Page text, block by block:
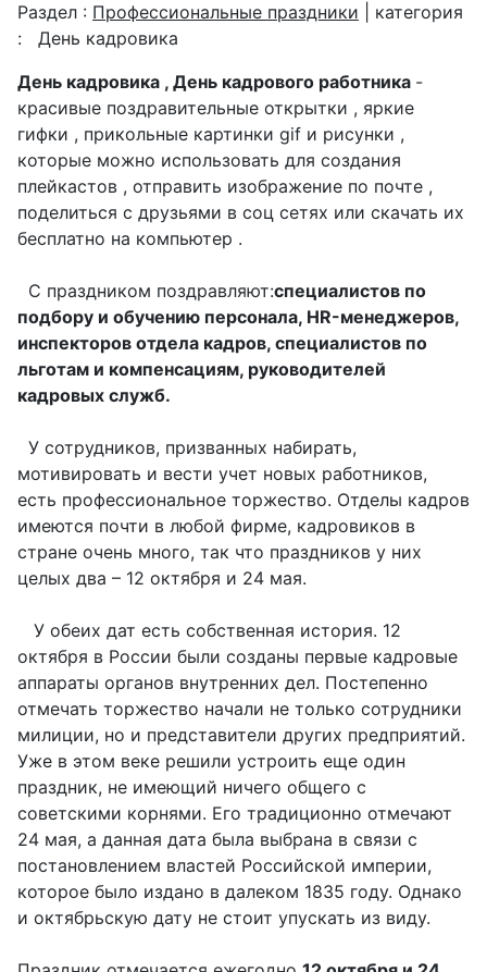
Раздел : Профессиональные праздники | категория
: День кадровика
День кадровика , День кадрового работника -
красивые поздравительные открытки , яркие
гифки , прикольные картинки gif и рисунки ,
которые можно использовать для создания
плейкастов , отправить изображение по почте ,
поделиться с друзьями в соц сетях или скачать их
бесплатно на компьютер .
С праздником поздравляют:специалистов по
подбору и обучению персонала, HR-менеджеров,
инспекторов отдела кадров, специалистов по
льготам и компенсациям, руководителей
кадровых служб.
У сотрудников, призванных набирать,
мотивировать и вести учет новых работников,
есть профессиональное торжество. Отделы кадров
имеются почти в любой фирме, кадровиков в
стране очень много, так что праздников у них
целых два – 12 октября и 24 мая.
У обеих дат есть собственная история. 12
октября в России были созданы первые кадровые
аппараты органов внутренних дел. Постепенно
отмечать торжество начали не только сотрудники
милиции, но и представители других предприятий.
Уже в этом веке решили устроить еще один
праздник, не имеющий ничего общего с
советскими корнями. Его традиционно отмечают
24 мая, а данная дата была выбрана в связи с
постановлением властей Российской империи,
которое было издано в далеком 1835 году. Однако
и октябрьскую дату не стоит упускать из виду.